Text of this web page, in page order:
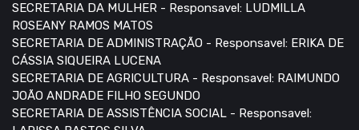
SECRETARIA DA MULHER - Responsavel: LUDMILLA
ROSEANY RAMOS MATOS
SECRETARIA DE ADMINISTRAÇÃO - Responsavel: ERIKA DE
CÁSSIA SIQUEIRA LUCENA
SECRETARIA DE AGRICULTURA - Responsavel: RAIMUNDO
JOÃO ANDRADE FILHO SEGUNDO
SECRETARIA DE ASSISTÊNCIA SOCIAL - Responsavel: